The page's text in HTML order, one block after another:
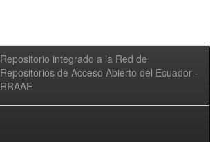
Repositorio integrado a la Red de
Repositorios de Acceso Abierto del Ecuador -
RRAAE